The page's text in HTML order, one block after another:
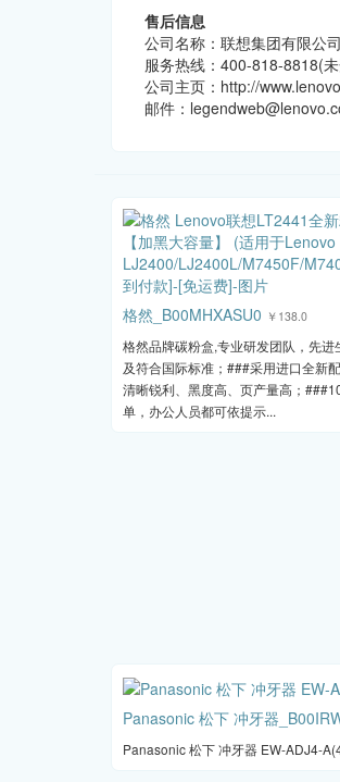
售后信息
公司名称：联想集团有限公司
服务热线：400-818-8818(
公司主页：http://
邮件：
格然_B00MHXASU0 ￥138.0
格然品牌碳粉盒,专业研发团队，先
及符合国际标准；###采用进口全新
清晰锐利、黑度高、页产量高；
单，办公人员都可依提示...
Panasonic 松下 冲牙器
Panasonic 松下 冲牙器 EW-ADJ4-